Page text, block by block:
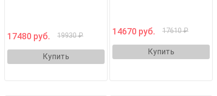
17480 руб. 19930 ₽
Купить
14670 руб. 17610 ₽
Купить